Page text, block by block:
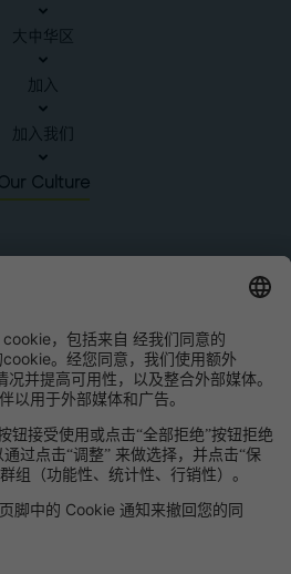
大中华区
加入
加入我们
Culture
大街1号,
11单元
1600
1800